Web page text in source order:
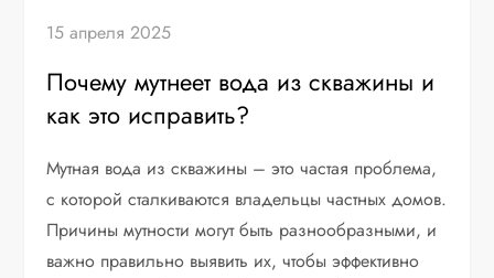
15 апреля 2025
Почему мутнеет вода из скважины и
как это исправить?
Мутная вода из скважины – это частая проблема,
с которой сталкиваются владельцы частных домов.
Причины мутности могут быть разнообразными, и
важно правильно выявить их, чтобы эффективно